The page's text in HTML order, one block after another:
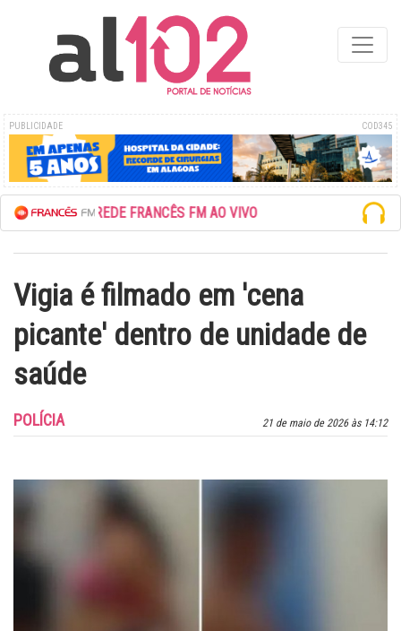
PUBLICIDADE COD345
ESCUTE A REDE FRANCÊS FM AO VIVO
Vigia é filmado em 'cena
picante' dentro de unidade de
saúde
21 de maio de 2026 às 14:12
POLÍCIA